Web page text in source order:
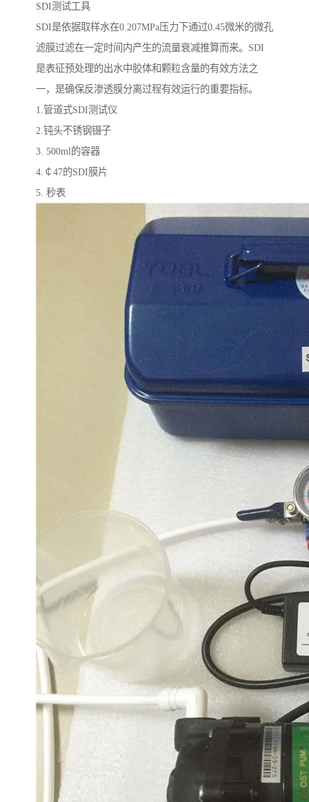
SDI测试工具
SDI是依据取样水在0.207MPa压力下通过0.45微米的微孔
滤膜过滤在一定时间内产生的流量衰减推算而来。SDI
是表征预处理的出水中胶体和颗粒含量的有效方法之
一，是确保反渗透膜分离过程有效运行的重要指标。
1.管道式SDI测试仪
2.钝头不锈钢镊子
3. 500ml的容器
4.￠47的SDI膜片
5. 秒表